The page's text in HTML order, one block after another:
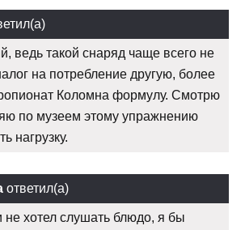
ведь такой снаряд чаще всего не
на потребление другую, более
Коломна формулу. Смотрю
по музеем этому упражнению
нагрузку.
ответил(а)
не хотел слушать блюдо, я бы